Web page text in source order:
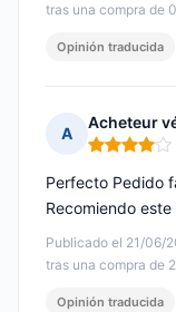
tras una compra de
Opinión traducida
A
Acheteur
Nota: 4 de 5
Publicado el 21/06/
tras una compra de
Perfecto Pedido
Recomiendo este
Opinión traducida